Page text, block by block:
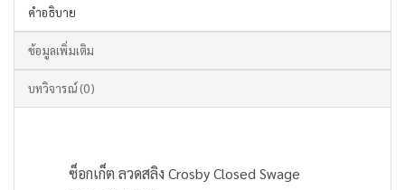
คำอธิบาย
ข้อมูลเพิ่มเติม
บทวิจารณ์ (0)
ซ็อกเก็ต ลวดสลิง Crosby Closed Swage